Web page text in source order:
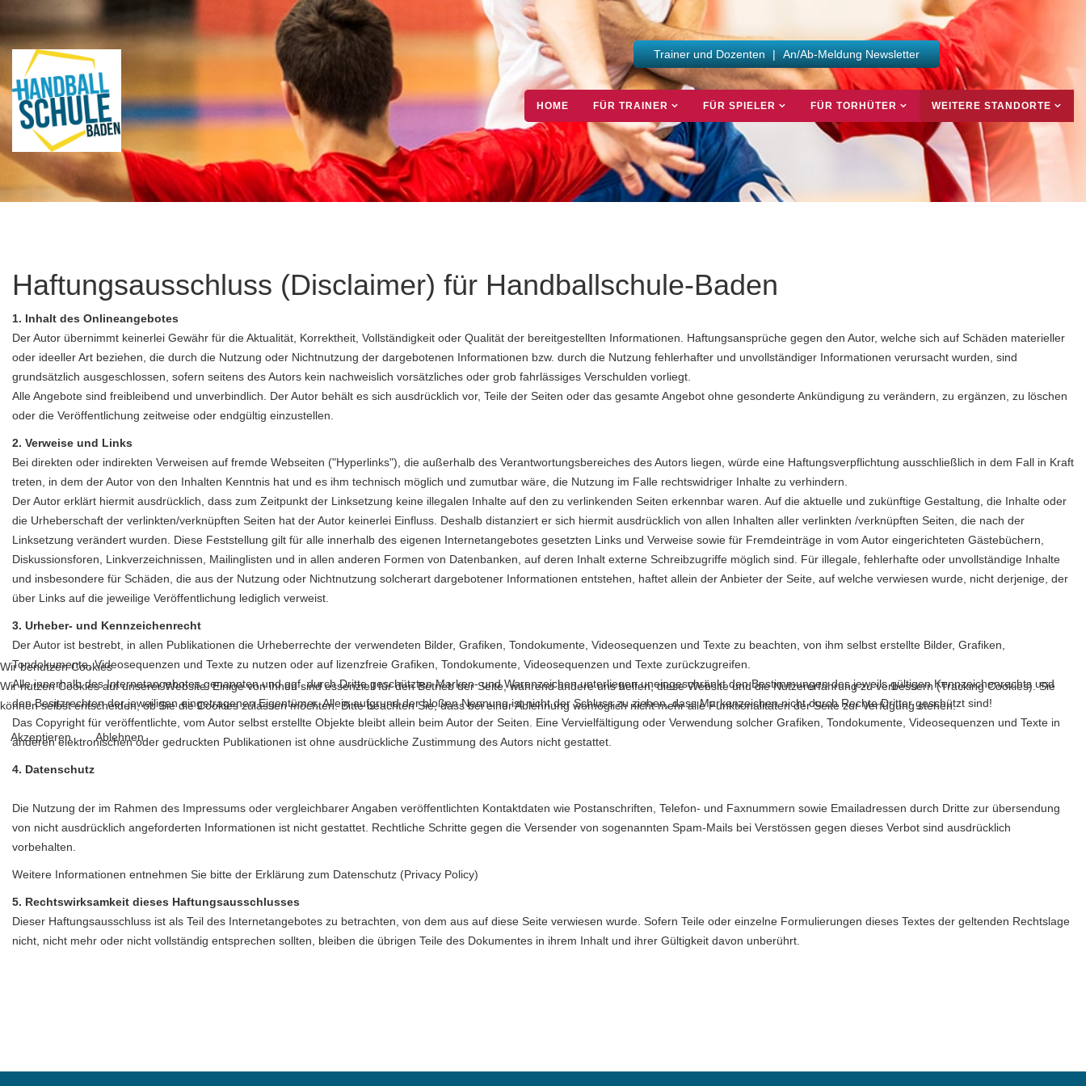
Trainer und Dozenten | An/Ab-Meldung Newsletter
HOME FÜR TRAINER FÜR SPIELER FÜR TORHÜTER WEITERE STANDORTE
Haftungsausschluss (Disclaimer) für Handballschule-Baden
1. Inhalt des Onlineangebotes
Der Autor übernimmt keinerlei Gewähr für die Aktualität, Korrektheit, Vollständigkeit oder Qualität der bereitgestellten Informationen. Haftungsansprüche gegen den Autor, welche sich auf Schäden materieller
oder ideeller Art beziehen, die durch die Nutzung oder Nichtnutzung der dargebotenen Informationen bzw. durch die Nutzung fehlerhafter und unvollständiger Informationen verursacht wurden, sind
grundsätzlich ausgeschlossen, sofern seitens des Autors kein nachweislich vorsätzliches oder grob fahrlässiges Verschulden vorliegt.
Alle Angebote sind freibleibend und unverbindlich. Der Autor behält es sich ausdrücklich vor, Teile der Seiten oder das gesamte Angebot ohne gesonderte Ankündigung zu verändern, zu ergänzen, zu löschen
oder die Veröffentlichung zeitweise oder endgültig einzustellen.
2. Verweise und Links
Bei direkten oder indirekten Verweisen auf fremde Webseiten ("Hyperlinks"), die außerhalb des Verantwortungsbereiches des Autors liegen, würde eine Haftungsverpflichtung ausschließlich in dem Fall in Kraft
treten, in dem der Autor von den Inhalten Kenntnis hat und es ihm technisch möglich und zumutbar wäre, die Nutzung im Falle rechtswidriger Inhalte zu verhindern.
Der Autor erklärt hiermit ausdrücklich, dass zum Zeitpunkt der Linksetzung keine illegalen Inhalte auf den zu verlinkenden Seiten erkennbar waren. Auf die aktuelle und zukünftige Gestaltung, die Inhalte oder
die Urheberschaft der verlinkten/verknüpften Seiten hat der Autor keinerlei Einfluss. Deshalb distanziert er sich hiermit ausdrücklich von allen Inhalten aller verlinkten /verknüpften Seiten, die nach der
Linksetzung verändert wurden. Diese Feststellung gilt für alle innerhalb des eigenen Internetangebotes gesetzten Links und Verweise sowie für Fremdeinträge in vom Autor eingerichteten Gästebüchern,
Diskussionsforen, Linkverzeichnissen, Mailinglisten und in allen anderen Formen von Datenbanken, auf deren Inhalt externe Schreibzugriffe möglich sind. Für illegale, fehlerhafte oder unvollständige Inhalte
und insbesondere für Schäden, die aus der Nutzung oder Nichtnutzung solcherart dargebotener Informationen entstehen, haftet allein der Anbieter der Seite, auf welche verwiesen wurde, nicht derjenige, der
über Links auf die jeweilige Veröffentlichung lediglich verweist.
3. Urheber- und Kennzeichenrecht
Der Autor ist bestrebt, in allen Publikationen die Urheberrechte der verwendeten Bilder, Grafiken, Tondokumente, Videosequenzen und Texte zu beachten, von ihm selbst erstellte Bilder, Grafiken,
Tondokumente, Videosequenzen und Texte zu nutzen oder auf lizenzfreie Grafiken, Tondokumente, Videosequenzen und Texte zurückzugreifen.
Alle innerhalb des Internetangebotes genannten und ggf. durch Dritte geschützten Marken- und Warenzeichen unterliegen uneingeschränkt den Bestimmungen des jeweils gültigen Kennzeichenrechts und
den Besitzrechten der jeweiligen eingetragenen Eigentümer. Allein aufgrund der bloßen Nennung ist nicht der Schluss zu ziehen, dass Markenzeichen nicht durch Rechte Dritter geschützt sind!
Das Copyright für veröffentlichte, vom Autor selbst erstellte Objekte bleibt allein beim Autor der Seiten. Eine Vervielfältigung oder Verwendung solcher Grafiken, Tondokumente, Videosequenzen und Texte in
anderen elektronischen oder gedruckten Publikationen ist ohne ausdrückliche Zustimmung des Autors nicht gestattet.
4. Datenschutz
Die Nutzung der im Rahmen des Impressums oder vergleichbarer Angaben veröffentlichten Kontaktdaten wie Postanschriften, Telefon- und Faxnummern sowie Emailadressen durch Dritte zur übersendung
von nicht ausdrücklich angeforderten Informationen ist nicht gestattet. Rechtliche Schritte gegen die Versender von sogenannten Spam-Mails bei Verstössen gegen dieses Verbot sind ausdrücklich
vorbehalten.
Weitere Informationen entnehmen Sie bitte der Erklärung zum Datenschutz (Privacy Policy)
5. Rechtswirksamkeit dieses Haftungsausschlusses
Dieser Haftungsausschluss ist als Teil des Internetangebotes zu betrachten, von dem aus auf diese Seite verwiesen wurde. Sofern Teile oder einzelne Formulierungen dieses Textes der geltenden Rechtslage
nicht, nicht mehr oder nicht vollständig entsprechen sollten, bleiben die übrigen Teile des Dokumentes in ihrem Inhalt und ihrer Gültigkeit davon unberührt.
Wir benutzen Cookies
Wir nutzen Cookies auf unserer Website. Einige von ihnen sind essenziell für den Betrieb der Seite, während andere uns helfen, diese Website und die Nutzererfahrung zu verbessern (Tracking Cookies). Sie
können selbst entscheiden, ob Sie die Cookies zulassen möchten. Bitte beachten Sie, dass bei einer Ablehnung womöglich nicht mehr alle Funktionalitäten der Seite zur Verfügung stehen.
Akzeptieren Ablehnen